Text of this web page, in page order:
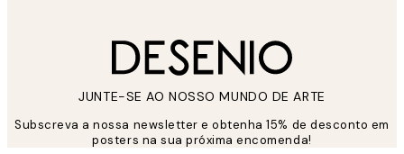
JUNTE-SE AO NOSSO MUNDO DE ARTE
Subscreva a nossa newsletter e obtenha 15% de desconto em
posters na sua próxima encomenda!